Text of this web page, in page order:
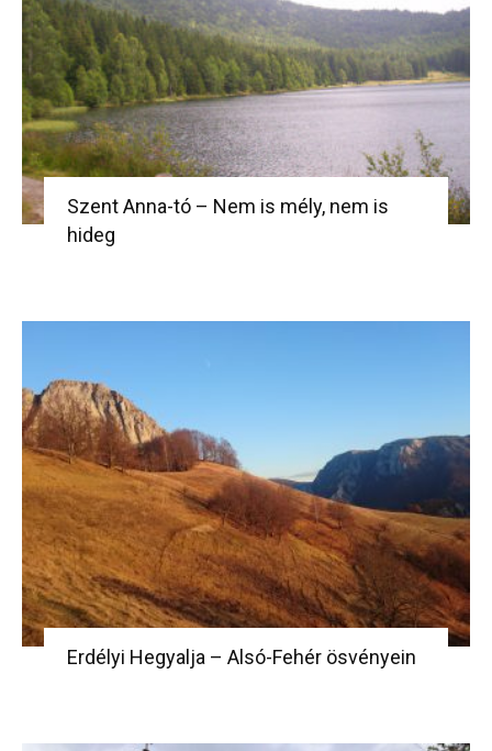
Szent Anna-tó – Nem is mély, nem is
hideg
Erdélyi Hegyalja – Alsó-Fehér ösvényein